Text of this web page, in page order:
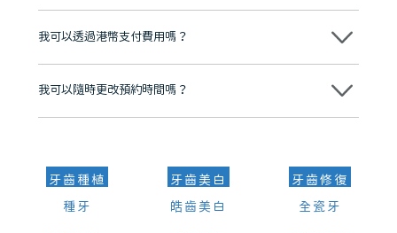
不會，治療前我們會詳細說明治療方案及對應的價錢，顧客同意並簽字
我可以透過港幣支付費用嗎？
可以。維港口腔會按照當日匯率轉算收取費用，而匯率會及時告知客人
我可以隨時更改預約時間嗎？
可以，請盡早通過wechat或whatsapp聯絡我們，告知我們你原本預約
牙齒種植
種牙
牙齒美白
皓齒美白
牙齒修復
全瓷牙